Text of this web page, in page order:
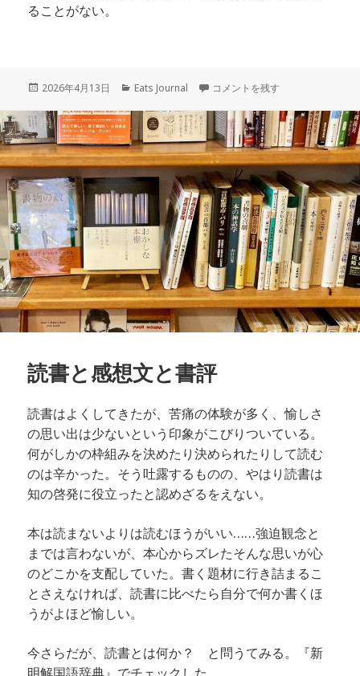
ることがない。
投
日:
2026年4月13日
カ
ゴ
リ
ー
Eats Journal 旬の食材は「おまかせ」 に
コメントを残す
読書と感想文と書評
読書はよくしてきたが、苦痛の体験が多く、愉しさ
の思い出は少ないという印象がこびりついている。
何がしかの枠組みを決めたり決められたりして読む
のは辛かった。そう吐露するものの、やはり読書は
知の啓発に役立ったと認めざるをえない。
本は読まないよりは読むほうがいい……強迫観念と
までは言わないが、本心からズレたそんな思いが心
のどこかを支配していた。書く題材に行き詰まるこ
とさえなければ、読書に比べたら自分で何か書くほ
うがよほど愉しい。
今さらだが、読書とは何か？ と問うてみる。『新